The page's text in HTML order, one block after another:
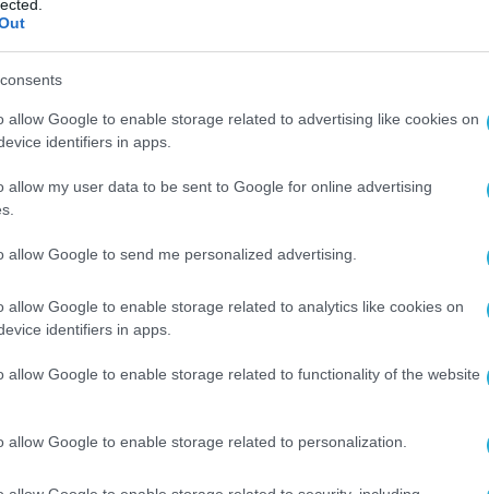
allow Google to enable storage related to advertising like cookies on
identifiers in apps.
allow my user data to be sent to Google for online advertising
allow Google to send me personalized advertising.
allow Google to enable storage related to analytics like cookies on
identifiers in apps.
allow Google to enable storage related to functionality of the website
allow Google to enable storage related to personalization.
ότι η μόνη προοπτική είναι η
ενότητα του προοδευτικού χώρου και όχι οι
και η περιχαράκωση.
επιλογή και αγωνίζομαι για την επιτυχία
στρατηγικές και φήμες να
και τη συνέπεια του κόμματος και των